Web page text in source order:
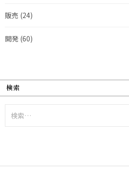
販売 (24)
開発 (60)
検索
索: